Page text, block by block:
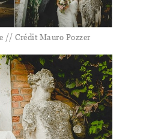
// Crédit Mauro Pozzer